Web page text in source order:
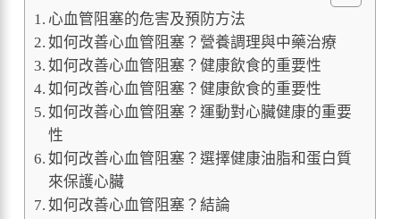
心血管阻塞的危害及預防方法
如何改善心血管阻塞？營養調理與中藥治療
如何改善心血管阻塞？健康飲食的重要性
如何改善心血管阻塞？健康飲食的重要性
如何改善心血管阻塞？運動對心臟健康的重要
性
如何改善心血管阻塞？選擇健康油脂和蛋白質
來保護心臟
如何改善心血管阻塞？結論